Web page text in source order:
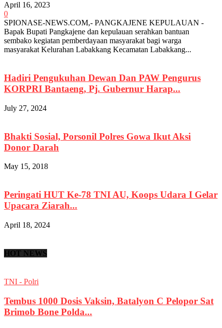
April 16, 2023
0
SPIONASE-NEWS.COM,- PANGKAJENE KEPULAUAN -
Bapak Bupati Pangkajene dan kepulauan serahkan bantuan
sembako kegiatan pemberdayaan masyarakat bagi warga
masyarakat Kelurahan Labakkang Kecamatan Labakkang...
Hadiri Pengukuhan Dewan Dan PAW Pengurus
KORPRI Bantaeng, Pj. Gubernur Harap...
July 27, 2024
Bhakti Sosial, Porsonil Polres Gowa Ikut Aksi
Donor Darah
May 15, 2018
Peringati HUT Ke-78 TNI AU, Koops Udara I Gelar
Upacara Ziarah...
April 18, 2024
HOT NEWS
TNI - Polri
Tembus 1000 Dosis Vaksin, Batalyon C Pelopor Sat
Brimob Bone Polda...